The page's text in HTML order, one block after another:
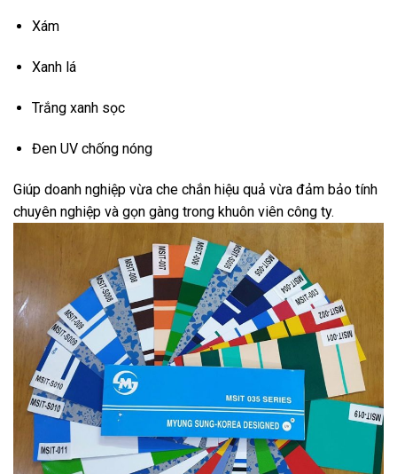
Xám
Xanh lá
Trắng xanh sọc
Đen UV chống nóng
Giúp doanh nghiệp vừa che chắn hiệu quả vừa đảm bảo tính
chuyên nghiệp và gọn gàng trong khuôn viên công ty.